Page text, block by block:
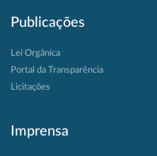
Publicações
Lei Orgânica
Portal da Transparência
Licitações
Imprensa